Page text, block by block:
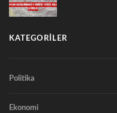
KATEGORILER
Politika
Ekonomi